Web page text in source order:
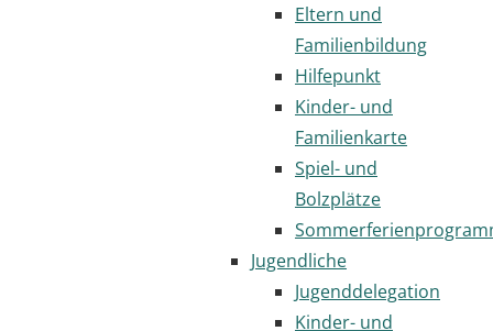
Eltern und
Familienbildung
Hilfepunkt
Kinder- und
Familienkarte
Spiel- und
Bolzplätze
Jugendliche
Jugenddelegation
Kinder- und